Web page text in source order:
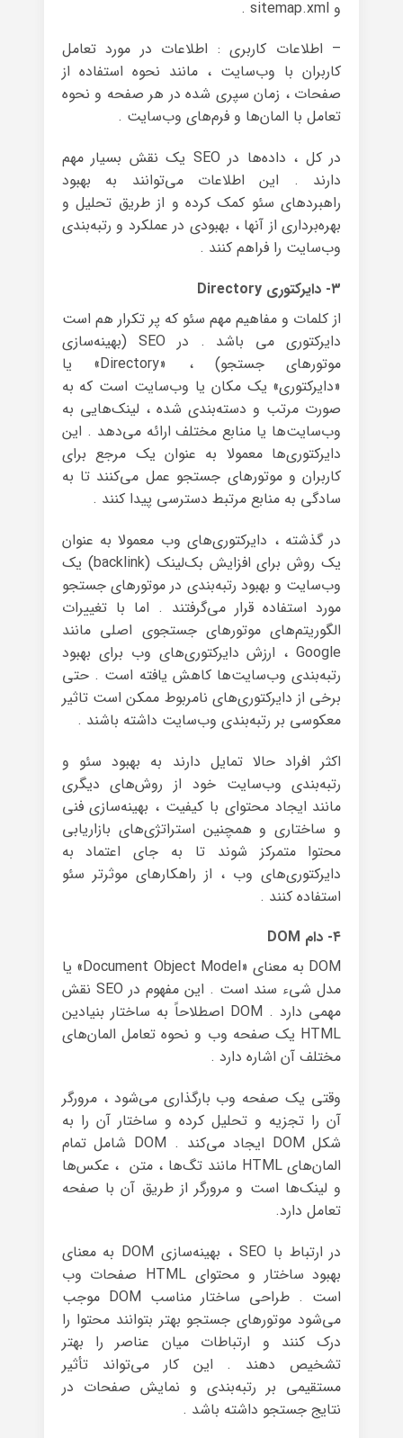
و sitemap.xml .
– اطلاعات کاربری : اطلاعات در مورد تعامل
کاربران با وب‌سایت ، مانند نحوه استفاده از
صفحات ، زمان سپری شده در هر صفحه و نحوه
تعامل با المان‌ها و فرم‌های وب‌سایت .
در کل ، داده‌ها در SEO یک نقش بسیار مهم
دارند . این اطلاعات می‌توانند به بهبود
راهبردهای سئو کمک کرده و از طریق تحلیل و
بهره‌برداری از آنها ، بهبودی در عملکرد و رتبه‌بندی
وب‌سایت را فراهم کنند .
۳- دایرکتوری Directory
از کلمات و مفاهیم مهم سئو که پر تکرار هم است
دایرکتوری می باشد . در SEO (بهینه‌سازی
موتورهای جستجو) ، «Directory» یا
«دایرکتوری» یک مکان یا وب‌سایت است که به
صورت مرتب و دسته‌بندی شده ، لینک‌هایی به
وب‌سایت‌ها یا منابع مختلف ارائه می‌دهد . این
دایرکتوری‌ها معمولا به عنوان یک مرجع برای
کاربران و موتورهای جستجو عمل می‌کنند تا به
سادگی به منابع مرتبط دسترسی پیدا کنند .
در گذشته ، دایرکتوری‌های وب معمولا به عنوان
یک روش برای افزایش بک‌لینک (backlink) یک
وب‌سایت و بهبود رتبه‌بندی در موتورهای جستجو
مورد استفاده قرار می‌گرفتند . اما با تغییرات
الگوریتم‌های موتورهای جستجوی اصلی مانند
Google ، ارزش دایرکتوری‌های وب برای بهبود
رتبه‌بندی وب‌سایت‌ها کاهش یافته است . حتی
برخی از دایرکتوری‌های نامربوط ممکن است تاثیر
معکوسی بر رتبه‌بندی وب‌سایت داشته باشند .
اکثر افراد حالا تمایل دارند به بهبود سئو و
رتبه‌بندی وب‌سایت خود از روش‌های دیگری
مانند ایجاد محتوای با کیفیت ، بهینه‌سازی فنی
و ساختاری و همچنین استراتژی‌های بازاریابی
محتوا متمرکز شوند تا به جای اعتماد به
دایرکتوری‌های وب ، از راهکارهای موثرتر سئو
استفاده کنند .
۴- دام DOM
DOM به معنای «Document Object Model» یا
مدل شیء سند است . این مفهوم در SEO نقش
مهمی دارد . DOM اصطلاحاً به ساختار بنیادین
HTML یک صفحه وب و نحوه تعامل المان‌های
مختلف آن اشاره دارد .
وقتی یک صفحه وب بارگذاری می‌شود ، مرورگر
آن را تجزیه و تحلیل کرده و ساختار آن را به
شکل DOM ایجاد می‌کند . DOM شامل تمام
المان‌های HTML مانند تگ‌ها ، متن ، عکس‌ها
و لینک‌ها است و مرورگر از طریق آن با صفحه
تعامل دارد.
در ارتباط با SEO ، بهینه‌سازی DOM به معنای
بهبود ساختار و محتوای HTML صفحات وب
است . طراحی ساختار مناسب DOM موجب
می‌شود موتورهای جستجو بهتر بتوانند محتوا را
درک کنند و ارتباطات میان عناصر را بهتر
تشخیص دهند . این کار می‌تواند تأثیر
مستقیمی بر رتبه‌بندی و نمایش صفحات در
نتایج جستجو داشته باشد .